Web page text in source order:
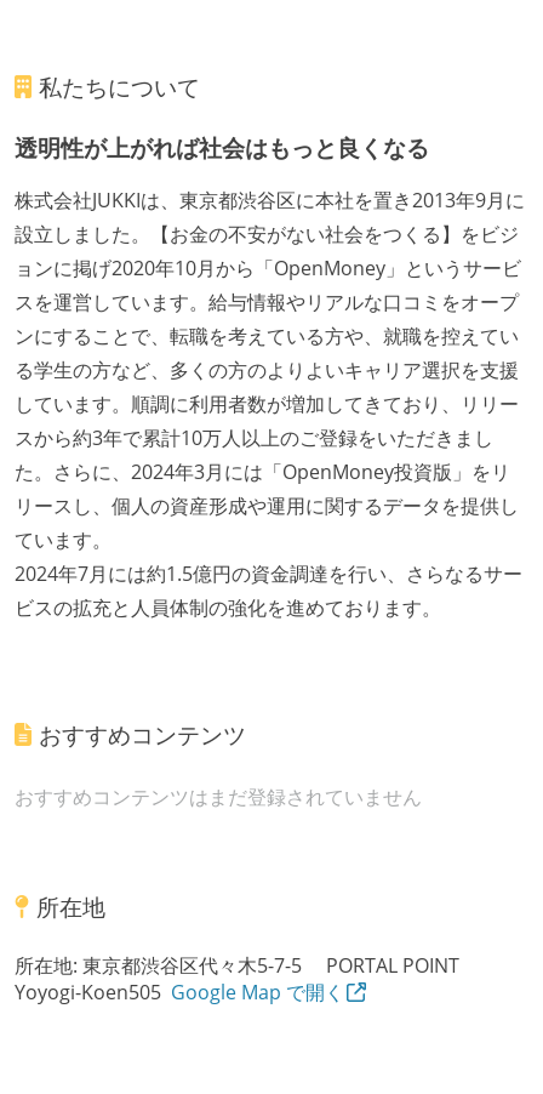
私たちについて
透明性が上がれば社会はもっと良くなる
株式会社JUKKIは、東京都渋谷区に本社を置き2013年9月に
設立しました。【お金の不安がない社会をつくる】をビジ
ョンに掲げ2020年10月から「OpenMoney」というサービ
スを運営しています。給与情報やリアルな口コミをオープ
ンにすることで、転職を考えている方や、就職を控えてい
る学生の方など、多くの方のよりよいキャリア選択を支援
しています。順調に利用者数が増加してきており、リリー
スから約3年で累計10万人以上のご登録をいただきまし
た。さらに、2024年3月には「OpenMoney投資版」をリ
リースし、個人の資産形成や運用に関するデータを提供し
ています。
2024年7月には約1.5億円の資金調達を行い、さらなるサー
ビスの拡充と人員体制の強化を進めております。
おすすめコンテンツ
おすすめコンテンツはまだ登録されていません
所在地
所在地: 東京都渋谷区代々木5-7-5 PORTAL POINT
Yoyogi-Koen505 Google Map で開く